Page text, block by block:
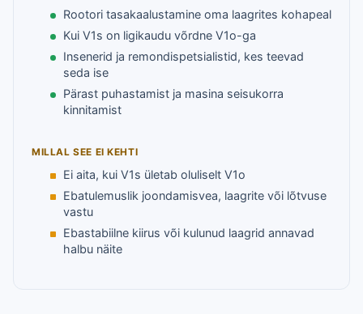
Rootori tasakaalustamine oma laagrites kohapeal
Kui V1s on ligikaudu võrdne V1o-ga
Insenerid ja remondispetsialistid, kes teevad
seda ise
Pärast puhastamist ja masina seisukorra
kinnitamist
MILLAL SEE EI KEHTI
Ei aita, kui V1s ületab oluliselt V1o
Ebatulemuslik joondamisvea, laagrite või lõtvuse
vastu
Ebastabiilne kiirus või kulunud laagrid annavad
halbu näite